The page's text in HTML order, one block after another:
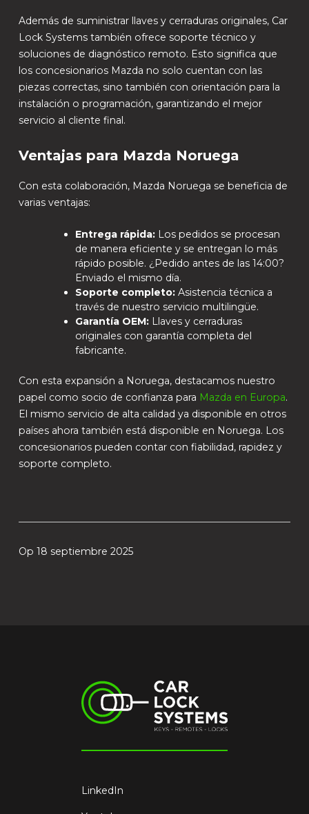
Además de suministrar llaves y cerraduras originales, Car
Lock Systems también ofrece soporte técnico y
soluciones de diagnóstico remoto. Esto significa que
los concesionarios Mazda no solo cuentan con las
piezas correctas, sino también con orientación para la
instalación o programación, garantizando el mejor
servicio al cliente final.
Ventajas para Mazda Noruega
Con esta colaboración, Mazda Noruega se beneficia de
varias ventajas:
Entrega rápida: Los pedidos se procesan
de manera eficiente y se entregan lo más
rápido posible. ¿Pedido antes de las 14:00?
Enviado el mismo día.
Soporte completo: Asistencia técnica a
través de nuestro servicio multilingüe.
Garantía OEM: Llaves y cerraduras
originales con garantía completa del
fabricante.
Con esta expansión a Noruega, destacamos nuestro
papel como socio de confianza para Mazda en Europa.
El mismo servicio de alta calidad ya disponible en otros
países ahora también está disponible en Noruega. Los
concesionarios pueden contar con fiabilidad, rapidez y
soporte completo.
Op 18 septiembre 2025
LinkedIn